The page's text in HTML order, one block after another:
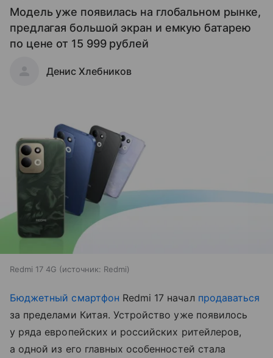
Модель уже появилась на глобальном рынке,
предлагая большой экран и емкую батарею
по цене от 15 999 рублей
Денис Хлебников
Redmi 17 4G источник: Redmi
Бюджетный смартфон Redmi 17 начал продаваться
за пределами Китая. Устройство уже появилось
у ряда европейских и российских ритейлеров,
а одной из его главных особенностей стала